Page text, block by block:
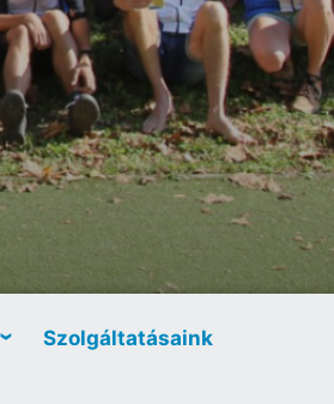
Szolgáltatásaink